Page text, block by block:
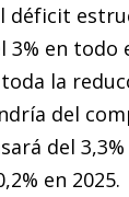
déficit
3% en todo
la
del
del 3,3%
en 2025.